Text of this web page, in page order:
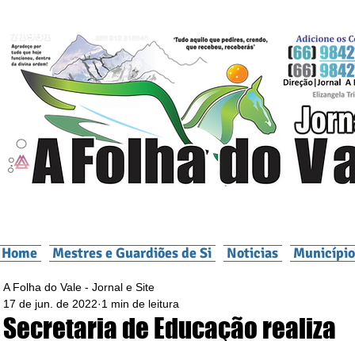
Home Mestres e Guardiões de Si Noticias
Secretaria de Educação realiza
A Folha do Vale - Jornal e Site
17 de jun. de 2022 1 min de leitura